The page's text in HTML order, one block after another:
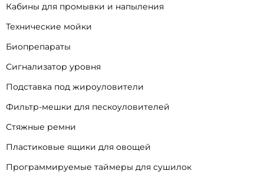
Кабины для промывки и напыления
Технические мойки
Биопрепараты
Сигнализатор уровня
Подставка под жироуловители
Фильтр-мешки для пескоуловителей
Стяжные ремни
Пластиковые ящики для овощей
Программируемые таймеры для сушилок